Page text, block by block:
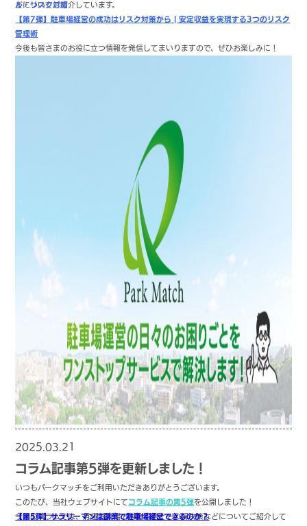
どについてご紹介しています。
ル・リスク対策
【第7弾】駐車場経営の成功はリスク対策から | 安定収益を実現する3つのリスク
管理術
今後も皆さまのお役に立つ情報を発信してまいりますので、ぜひお楽しみに！
2025.03.21
コラム記事第5弾を更新しました！
いつもパークマッチをご利用いただきありがとうございます。
このたび、当社ウェブサイトにて コラム記事の第5弾を公開しました！
今回のコラムでは、月極駐車場の料金滞納とその解決策などについてご紹介して
【第5弾】サラリーマンは副業で駐車場経営できるのか？